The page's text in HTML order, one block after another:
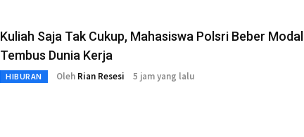
Kuliah Saja Tak Cukup, Mahasiswa Polsri Beber Modal
Tembus Dunia Kerja
HIBURAN Oleh Rian Resesi 5 jam yang lalu